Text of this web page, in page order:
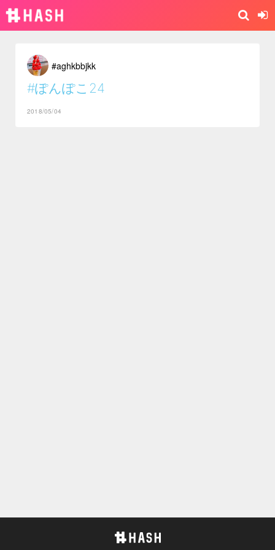
#aghkbbjkk
#ぽんぽこ24
2018/05/04